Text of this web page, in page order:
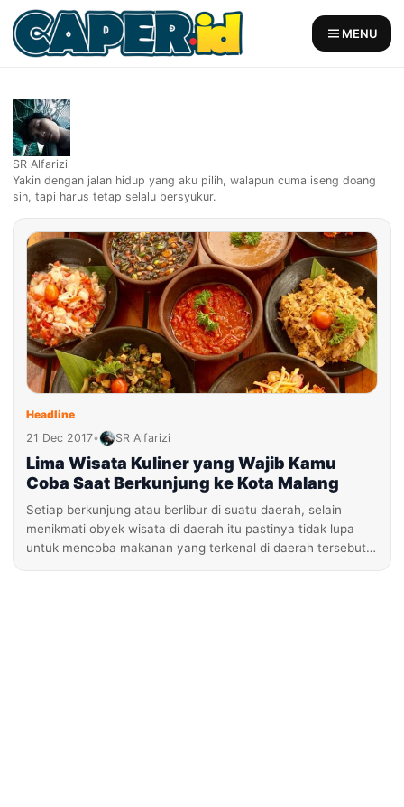
Skip
to
content
MENU
SR Alfarizi
Yakin dengan jalan hidup yang aku pilih, walapun cuma iseng doang
sih, tapi harus tetap selalu bersyukur.
Headline
21 Dec 2017• SR Alfarizi
Lima Wisata Kuliner yang Wajib Kamu
Coba Saat Berkunjung ke Kota Malang
Setiap berkunjung atau berlibur di suatu daerah, selain
menikmati obyek wisata di daerah itu pastinya tidak lupa
untuk mencoba makanan yang terkenal di daerah tersebut…